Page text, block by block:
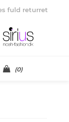
fuld returret
(0)